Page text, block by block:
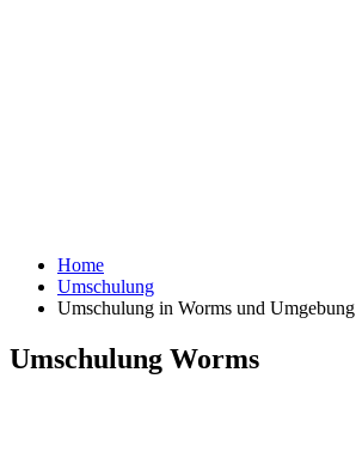
Home
Umschulung
Umschulung in Worms und Umgebung
Umschulung Worms